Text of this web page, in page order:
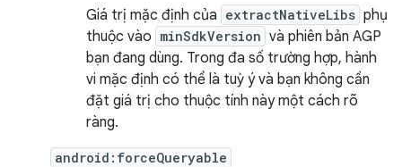
Giá trị mặc định của extractNativeLibs phụ
thuộc vào minSdkVersion và phiên bản AGP
bạn đang dùng. Trong đa số trường hợp, hành
vi mặc định có thể là tuỳ ý và bạn không cần
đặt giá trị cho thuộc tính này một cách rõ
ràng.
android:forceQueryable